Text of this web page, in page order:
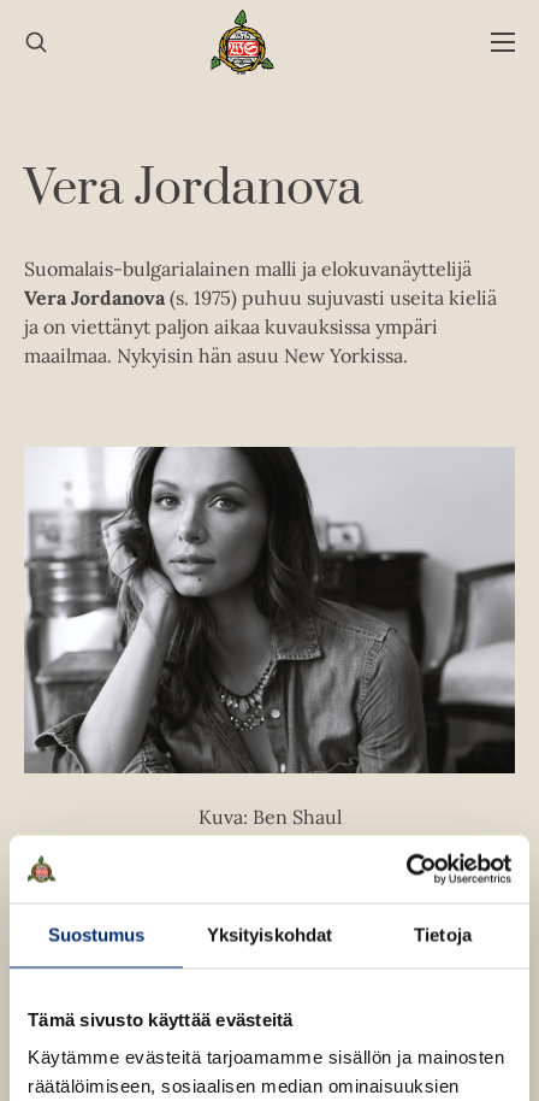
Suostumus Yksityiskohdat Tietoja
Tämä sivusto käyttää evästeitä
Käytämme evästeitä tarjoamamme sisällön ja mainosten
räätälöimiseen, sosiaalisen median ominaisuuksien
sisältöön
Vera Jordanova
Suomalais-bulgarialainen malli ja elokuvanäyttelijä
Vera Jordanova (s. 1975) puhuu sujuvasti useita kieliä
ja on viettänyt paljon aikaa kuvauksissa ympäri
maailmaa. Nykyisin hän asuu New Yorkissa.
Kuva: Ben Shaul
Teokset